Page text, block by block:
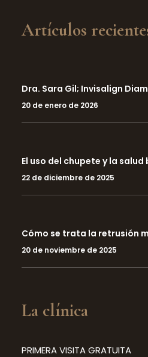
Artículos
Dra. Sara Gil; Invisalign
20 de enero de 2026
El uso del chupete y la
22 de diciembre de 2025
Cómo se trata la retrusión
20 de noviembre de 2025
La clínica
PRIMERA VISITA GRATUITA